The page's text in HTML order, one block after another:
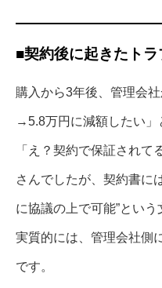
■契約後に起きたトラ
購入から3年後、管理会
→5.8万円に減額したい」
「え？契約で保証され
さんでしたが、契約書に
に協議の上で可能”という
実質的には、管理会社側
です。